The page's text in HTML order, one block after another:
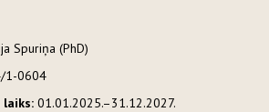
Spuriņa (PhD)
1-0604
laiks: 01.01.2025.–31.12.2027.